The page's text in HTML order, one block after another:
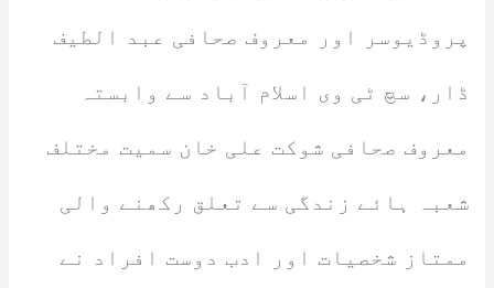
پروڈیوسر اور معروف صحافی عبد الطیف
ڈار، سچ ٹی وی اسلام آباد سے وابستہ
معروف صحافی شوکت علی خان سمیت مختلف
شعبہ ہائے زندگی سے تعلق رکھنے والی
ممتاز شخصیات اور ادب دوست افراد نے